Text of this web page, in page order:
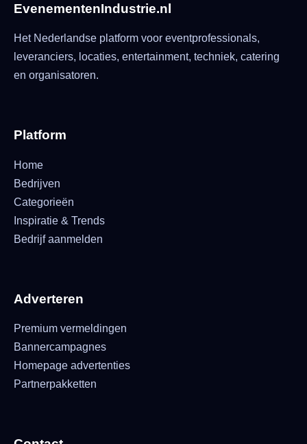
EvenementenIndustrie.nl
Het Nederlandse platform voor eventprofessionals,
leveranciers, locaties, entertainment, techniek, catering
en organisatoren.
Platform
Home
Bedrijven
Categorieën
Inspiratie & Trends
Bedrijf aanmelden
Adverteren
Premium vermeldingen
Bannercampagnes
Homepage advertenties
Partnerpakketten